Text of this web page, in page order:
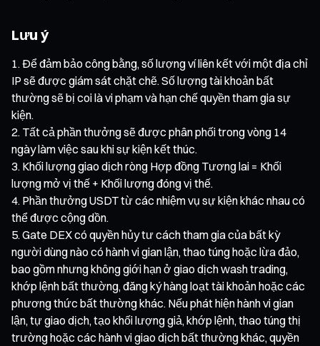
Lưu ý
Để đảm bảo công bằng, số lượng ví liên kết với một địa chỉ
IP sẽ được giám sát chặt chẽ. Số lượng tài khoản bất
thường sẽ bị coi là vi phạm và hạn chế quyền tham gia sự
kiện.
Tất cả phần thưởng sẽ được phân phối trong vòng 14
ngày làm việc sau khi sự kiện kết thúc.
Khối lượng giao dịch ròng Hợp đồng Tương lai = Khối
lượng mở vị thế + Khối lượng đóng vị thế.
Phần thưởng USDT từ các nhiệm vụ sự kiện khác nhau có
thể được cộng dồn.
Gate DEX có quyền hủy tư cách tham gia của bất kỳ
người dùng nào có hành vi gian lận, thao túng hoặc lừa đảo,
bao gồm nhưng không giới hạn ở giao dịch wash trading,
khớp lệnh bất thường, đăng ký hàng loạt tài khoản hoặc các
phương thức bất thường khác. Nếu phát hiện hành vi gian
lận, tự giao dịch, tạo khối lượng giả, khớp lệnh, thao túng thị
trường hoặc các hành vi giao dịch bất thường khác, quyền